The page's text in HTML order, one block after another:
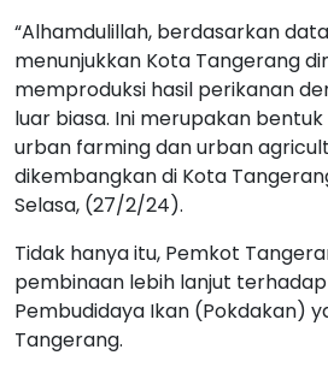
“Alhamdulillah, berdasarkan
menunjukkan Kota Tangerang
memproduksi hasil perikanan
luar biasa. Ini merupakan
urban farming dan urban
dikembangkan di Kota
Selasa, (27/2/24).
Tidak hanya itu, Pemkot
pembinaan lebih lanjut
Pembudidaya Ikan (Pokdakan)
Tangerang.